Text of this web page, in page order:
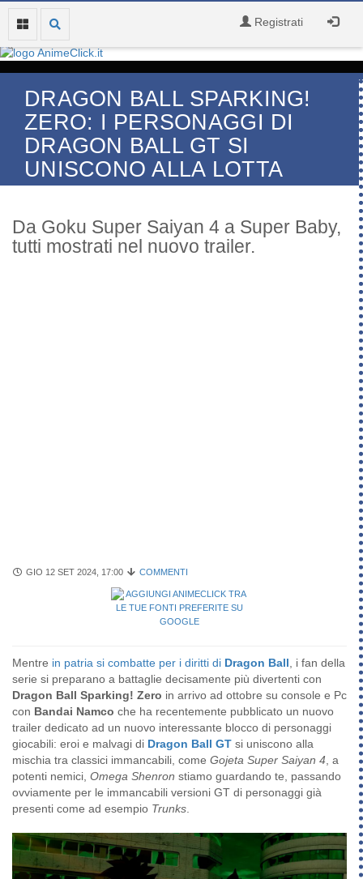
Registrati
DRAGON BALL SPARKING!
ZERO: I PERSONAGGI DI
DRAGON BALL GT SI
UNISCONO ALLA LOTTA
Da Goku Super Saiyan 4 a Super Baby,
tutti mostrati nel nuovo trailer.
GIO 12 SET 2024, 17:00 COMMENTI
Mentre in patria si combatte per i diritti di Dragon Ball , i fan della
serie si preparano a battaglie decisamente più divertenti con
Dragon Ball Sparking! Zero in arrivo ad ottobre su console e Pc
con Bandai Namco che ha recentemente pubblicato un nuovo
trailer dedicato ad un nuovo interessante blocco di personaggi
giocabili: eroi e malvagi di Dragon Ball GT si uniscono alla
mischia tra classici immancabili, come Gojeta Super Saiyan 4 , a
potenti nemici, Omega Shenron stiamo guardando te, passando
ovviamente per le immancabili versioni GT di personaggi già
presenti come ad esempio Trunks